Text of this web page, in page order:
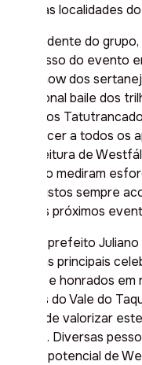
todas as localidades
O presidente do
o sucesso do evento
com show dos
tradicional baile dos
Trilheiros
agradecer a todos os
a prefeitura de
que não mediram
imprevistos sempre
para os próximos
Para o prefeito
uma das principais
felizes e honrados
lugares do Vale do
forma de valorizar
amigos. Diversas
e todo potencial de